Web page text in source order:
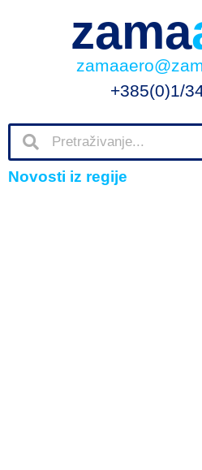
zama
+385(0)1/
Novosti iz regije